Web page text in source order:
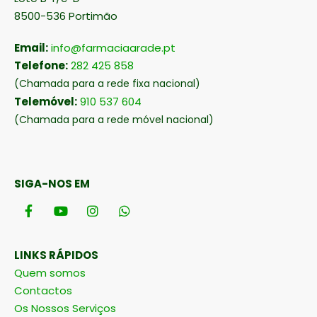
8500-536 Portimão
Email:info@farmaciaarade.pt
Telefone:282 425 858
(Chamada para a rede fixa nacional)
Telemóvel:910 537 604
(Chamada para a rede móvel nacional)
SIGA-NOS EM
LINKS RÁPIDOS
Quem somos
Contactos
Os Nossos Serviços